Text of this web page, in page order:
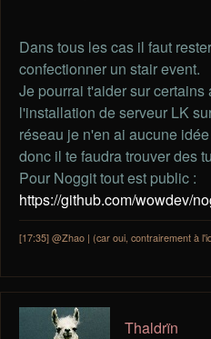
Dans tous les cas il faut
confectionner un stair event.
Je pourrai t'aider sur
l'installation de serveur LK
réseau je n'en ai aucune
donc il te faudra trouver des
Pour Noggit tout est public :
https://github.com/wowdev/
[17:35] @Zhao | (car oui, contrairement à
Thaldrïn